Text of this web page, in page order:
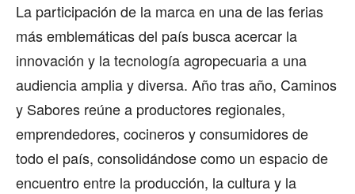
La participación de la marca en una de las ferias
más emblemáticas del país busca acercar la
innovación y la tecnología agropecuaria a una
audiencia amplia y diversa. Año tras año, Caminos
y Sabores reúne a productores regionales,
emprendedores, cocineros y consumidores de
todo el país, consolidándose como un espacio de
encuentro entre la producción, la cultura y la